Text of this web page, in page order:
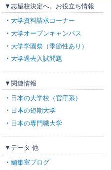
▼志望校決定へ。お役立ち情報
大学資料請求コーナー
大学オープンキャンパス
大学学園祭（季節性あり）
大学過去入試問題
▼関連情報
日本の大学校（官庁系）
日本の短期大学
日本の専門職大学
▼データ 他
編集室ブログ